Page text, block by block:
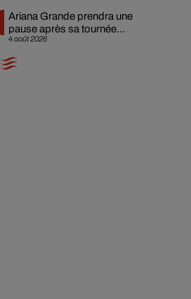
4 août 2026
Ariana Grande prendra une
pause après sa tournée
mondiale